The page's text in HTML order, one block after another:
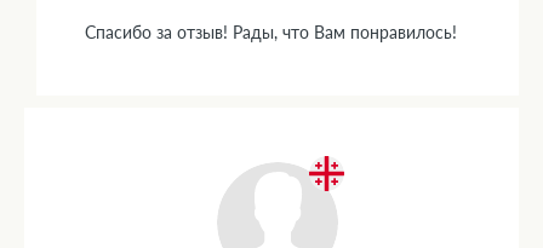
Спасибо за отзыв! Рады, что Вам понравилось!